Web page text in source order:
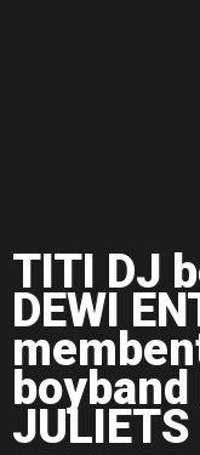
TITI DJ
DEWI
JULIETS